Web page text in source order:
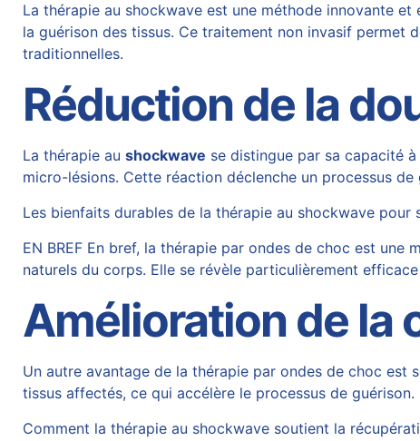
La thérapie au shockwave est une méthode innovante
la guérison des tissus. Ce traitement non invasif permet
traditionnelles.
Réduction de la
La thérapie aushockwave se distingue par sa capacité
micro-lésions. Cette réaction déclenche un processus
Les bienfaits durables de la thérapie au shockwave pour
EN BREF En bref, la thérapie par ondes de choc est
naturels du corps. Elle se révèle particulièrement
Amélioration de la
Un autre avantage de la thérapie par ondes de choc est
tissus affectés, ce qui accélère le processus de
Comment la thérapie au shockwave soutient la